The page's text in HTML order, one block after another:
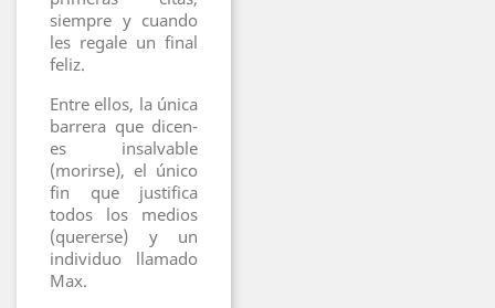
siempre y cuando
les regale un final
feliz.
Entre ellos, la única
barrera que dicen-
es insalvable
(morirse), el único
fin que justifica
todos los medios
(quererse) y un
individuo llamado
Max.